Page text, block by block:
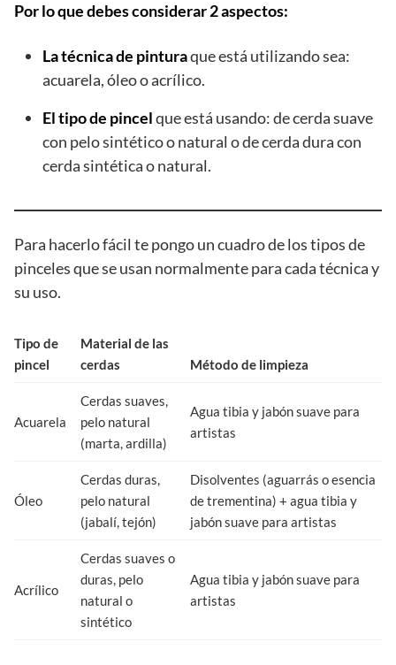
Por lo que debes considerar 2 aspectos:
La técnica de pinturaque está utilizando sea:
acuarela, óleo o acrílico.
El tipo de pincelque está usando: de cerda suave
con pelo sintético o natural o de cerda dura con
cerda sintética o natural.
Para hacerlo fácil te pongo un cuadro de los tipos de
pinceles que se usan normalmente para cada técnica y
su uso.
Tipo de
pincel
Material de las
cerdas
Método de limpieza
Acuarela
Cerdas suaves,
pelo natural
(marta, ardilla)
Agua tibia y jabón suave para
artistas
Óleo
Cerdas duras,
pelo natural
(jabalí, tejón)
Disolventes (aguarrás o esencia
de trementina) + agua tibia y
jabón suave para artistas
Acrílico
Cerdas suaves o
duras, pelo
natural o
sintético
Agua tibia y jabón suave para
artistas